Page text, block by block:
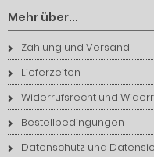
Mehr über...
Zahlung und Versand
Lieferzeiten
Widerrufsrecht und
Bestellbedingungen
Datenschutz und